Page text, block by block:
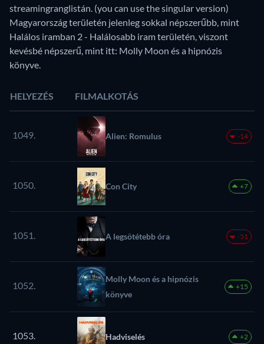
streamingranglistán. (you can use the singular version)
Magyarország területén jelenleg sokkal népszerűbb, mint
Halálos iramban 2 - Halálosabb iram területén, viszont
kevésbé népszerű, mint itt: Molly Moon és a hipnózis
könyve.
HELYEZÉS FILMALKOTÁS
1049. Alien: Romulus -14
1050. Con City +7
1051. A legsötétebb óra -51
1052.
Molly Moon és a hipnózis
könyve
+15
1053. Hadviselés +2